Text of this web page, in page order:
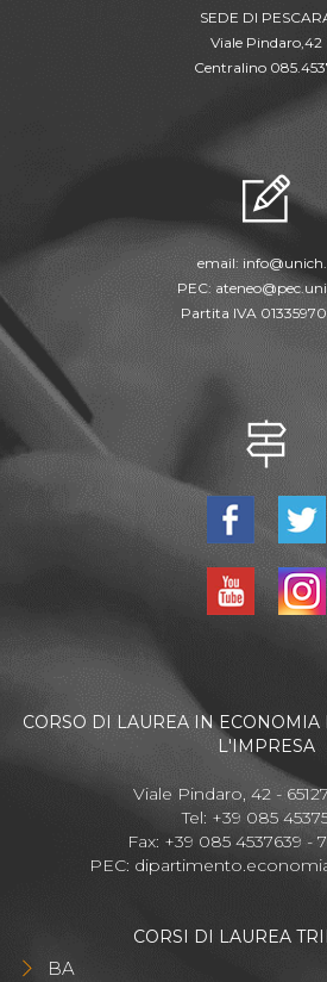
SEDE DI
Viale Pindaro,42
Centralino
email:
PEC:
Partita IVA
CORSO DI LAUREA IN ECONOMIA
L'IMPRESA
Viale Pindaro, 42 -
Tel: +39 085
Fax: +39 085 4537639 -
PEC:
CORSI DI LAUREA
BA